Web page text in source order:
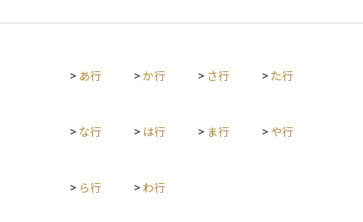
に一致することはまれです。 この差が大きいほど、運用が指数
においては重要な確認ポイントとなります。
> あ行 >か行 > さ行 > た行
> な行 > は行 > ま行 > や行
> ら行 > わ行